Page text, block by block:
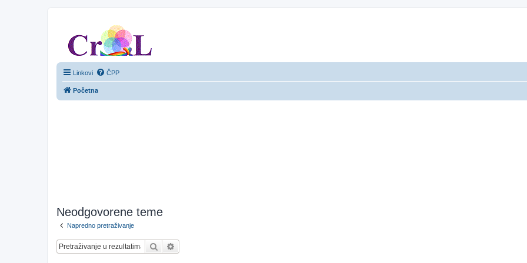
Linkovi ČPP
Početna
Neodgovorene teme
Napredno pretraživanje
Pretražnik